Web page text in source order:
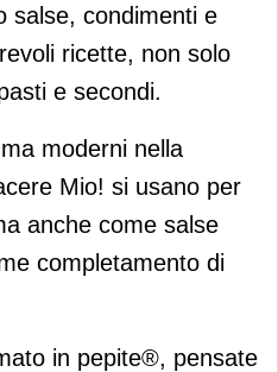
salse, condimenti e
ricette, non solo
e secondi.
moderni nella
Mio! si usano per
anche come salse
completamento di
in pepite®, pensate